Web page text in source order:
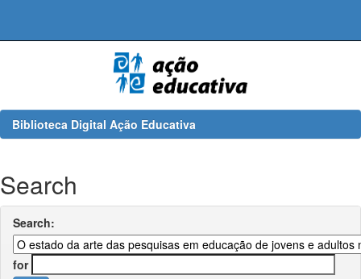
Biblioteca Digital Ação Educativa
Search
Search:
for